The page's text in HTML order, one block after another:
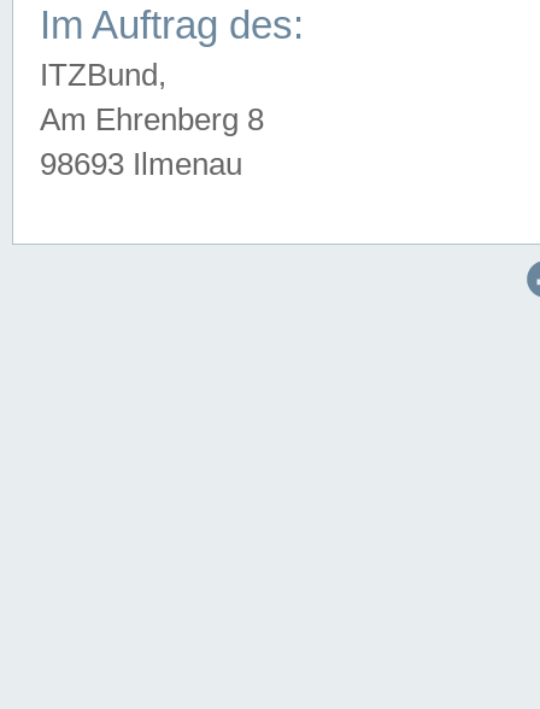
Im Auftrag des:
ITZBund,
Am Ehrenberg 8
98693 Ilmenau